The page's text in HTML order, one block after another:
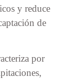
y reduce
de
por